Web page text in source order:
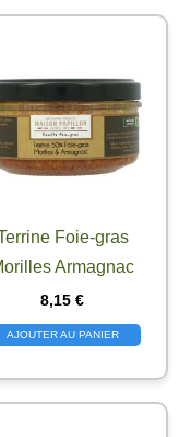
Foie-gras
Armagnac
8,15 €
AJOUTER AU PANIER